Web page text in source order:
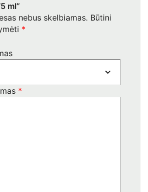
ml”
nebus skelbiamas. Būtini
*
*